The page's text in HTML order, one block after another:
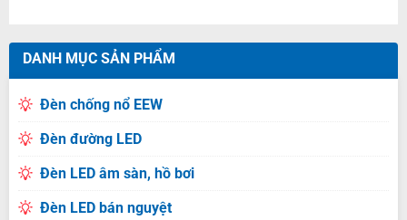
DANH MỤC SẢN PHẨM
Đèn chống nổ EEW
Đèn đường LED
Đèn LED âm sàn, hồ bơi
Đèn LED bán nguyệt